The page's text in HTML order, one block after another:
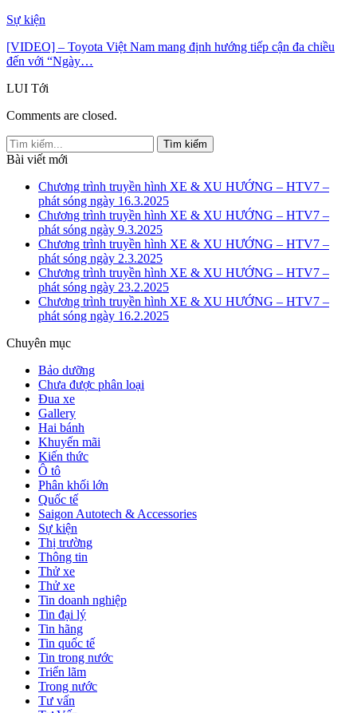
Sự kiện
[VIDEO] – Toyota Việt Nam mang định hướng tiếp cận đa chiều
đến với “Ngày…
LUI Tới
Comments are closed.
Bài viết mới
Chương trình truyền hình XE & XU HƯỚNG – HTV7 –
phát sóng ngày 16.3.2025
Chương trình truyền hình XE & XU HƯỚNG – HTV7 –
phát sóng ngày 9.3.2025
Chương trình truyền hình XE & XU HƯỚNG – HTV7 –
phát sóng ngày 2.3.2025
Chương trình truyền hình XE & XU HƯỚNG – HTV7 –
phát sóng ngày 23.2.2025
Chương trình truyền hình XE & XU HƯỚNG – HTV7 –
phát sóng ngày 16.2.2025
Chuyên mục
Bảo dưỡng
Chưa được phân loại
Đua xe
Gallery
Hai bánh
Khuyến mãi
Kiến thức
Ô tô
Phân khối lớn
Quốc tế
Saigon Autotech & Accessories
Sự kiện
Thị trường
Thông tin
Thử xe
Thử xe
Tin doanh nghiệp
Tin đại lý
Tin hãng
Tin quốc tế
Tin trong nước
Triển lãm
Trong nước
Tư vấn